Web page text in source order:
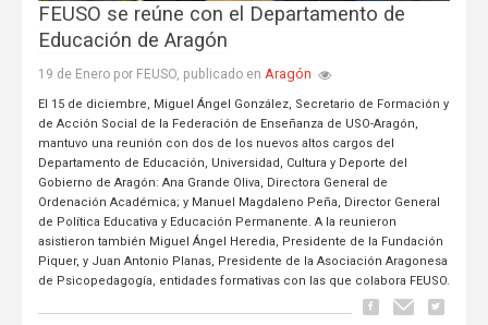
FEUSO se reúne con el Departamento de
Educación de Aragón
19 de Enero por FEUSO, publicado en Aragón
El 15 de diciembre, Miguel Ángel González, Secretario de Formación y
de Acción Social de la Federación de Enseñanza de USO-Aragón,
mantuvo una reunión con dos de los nuevos altos cargos del
Departamento de Educación, Universidad, Cultura y Deporte del
Gobierno de Aragón: Ana Grande Oliva, Directora General de
Ordenación Académica; y Manuel Magdaleno Peña, Director General
de Política Educativa y Educación Permanente. A la reunieron
asistieron también Miguel Ángel Heredia, Presidente de la Fundación
Piquer, y Juan Antonio Planas, Presidente de la Asociación Aragonesa
de Psicopedagogía, entidades formativas con las que colabora FEUSO.